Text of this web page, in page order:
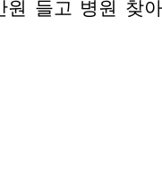
원 들고 병원 찾